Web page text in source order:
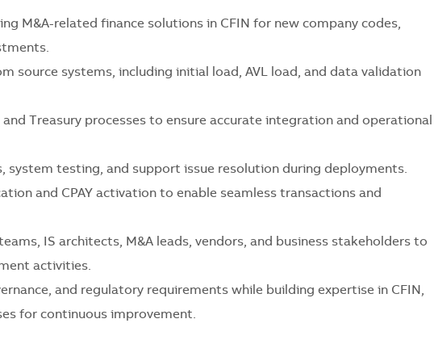
M&A-related finance solutions in CFIN for new company codes,
source systems, including initial load, AVL load, and data validation
and Treasury processes to ensure accurate integration and operational
system testing, and support issue resolution during deployments.
and CPAY activation to enable seamless transactions and
IS architects, M&A leads, vendors, and business stakeholders to
activities.
and regulatory requirements while building expertise in CFIN,
for continuous improvement.